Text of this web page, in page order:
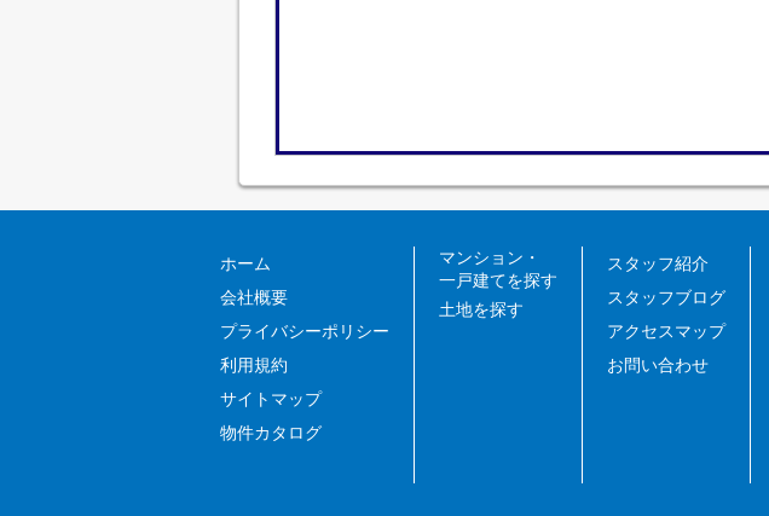
ホーム
会社概要
プライバシーポリシー
利用規約
サイトマップ
物件カタログ
マンション・
一戸建てを探す
土地を探す
スタッフ紹介
スタッフブログ
アクセスマップ
お問い合わせ